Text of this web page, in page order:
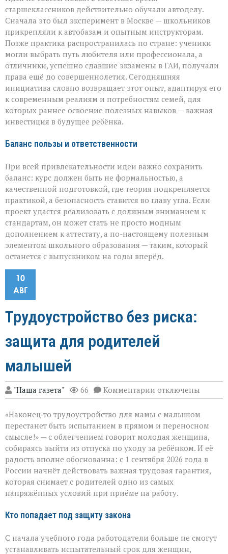
старшеклассников действительно обучали автоделу.
Сначала это был эксперимент в Москве — школьников
прикрепляли к автобазам и опытным инструкторам.
Позже практика распространилась по стране: ученики
могли выбрать путь любителя или профессионала, а
отличники, успешно сдавшие экзамены в ГАИ, получали
права ещё до совершеннолетия. Сегодняшняя
инициатива словно возвращает этот опыт, адаптируя его
к современным реалиям и потребностям семей, для
которых раннее освоение полезных навыков — важная
инвестиция в будущее ребёнка.
Баланс пользы и ответственности
При всей привлекательности идеи важно сохранить
баланс: курс должен быть не формальностью, а
качественной подготовкой, где теория подкрепляется
практикой, а безопасность ставится во главу угла. Если
проект удастся реализовать с должным вниманием к
стандартам, он может стать не просто модным
дополнением к аттестату, а по-настоящему полезным
элементом школьного образования — таким, который
останется с выпускником на годы вперёд.
10
АВГ
Трудоустройство без риска:
защита для родителей
малышей
"Наша газета" 66 Комментарии к
записи
без
риска:
защита
для
родителей
малышей
отключены
«Наконец‑то трудоустройство для мамы с малышом
перестанет быть испытанием в прямом и переносном
смысле!» — с облегчением говорит молодая женщина,
собираясь выйти из отпуска по уходу за ребёнком. И её
радость вполне обоснованна: с 1 сентября 2026 года в
России начнёт действовать важная трудовая гарантия,
которая снимает с родителей одно из самых
напряжённых условий при приёме на работу.
Кто попадает под защиту закона
С начала учебного года работодатели больше не смогут
устанавливать испытательный срок для женщин,